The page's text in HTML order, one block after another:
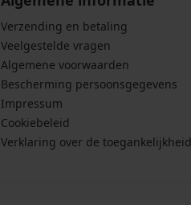
Verzending en betaling
Veelgestelde vragen
Algemene voorwaarden
Bescherming persoonsgegevens
Impressum
Cookiebeleid
Verklaring over de toegankelijkheid